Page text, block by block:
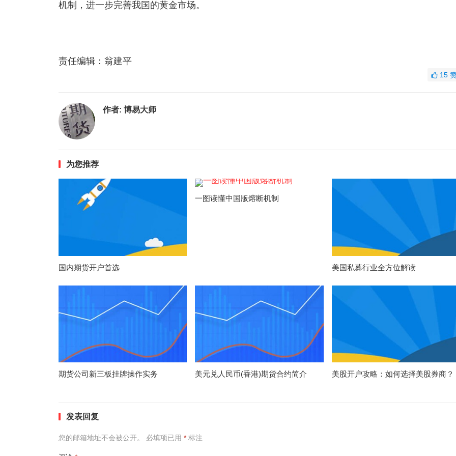
机制，进一步完善我国的黄金市场。
责任编辑：翁建平
15
作者: 博易大师
为您推荐
国内期货开户首选
一图读懂中国版熔断机制
美国私募行业全方位解读
期货公司新三板挂牌操作实务 美元兑人民币(香港)期货合约简介 美股开户攻略：如何选择美股券商？
发表回复
您的邮箱地址不会被公开。 必填项已用 *标注